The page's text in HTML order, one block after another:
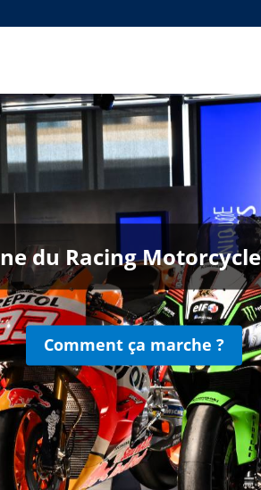
du Racing
Comment ça marche ?